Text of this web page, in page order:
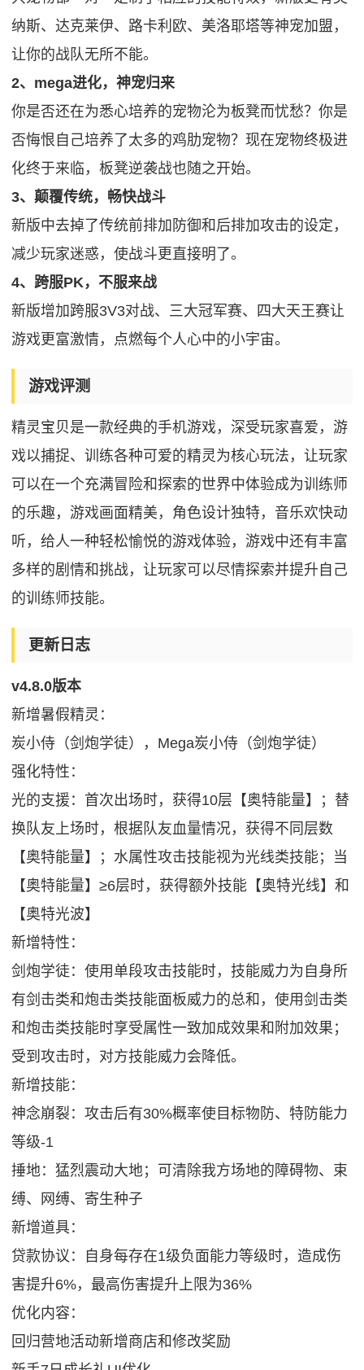
纳斯、达克莱伊、路卡利欧、美洛耶塔等神宠加盟，
让你的战队无所不能。
2、mega进化，神宠归来
你是否还在为悉心培养的宠物沦为板凳而忧愁？你是
否悔恨自己培养了太多的鸡肋宠物？现在宠物终极进
化终于来临，板凳逆袭战也随之开始。
3、颠覆传统，畅快战斗
新版中去掉了传统前排加防御和后排加攻击的设定，
减少玩家迷惑，使战斗更直接明了。
4、跨服PK，不服来战
新版增加跨服3V3对战、三大冠军赛、四大天王赛让
游戏更富激情，点燃每个人心中的小宇宙。
游戏评测
精灵宝贝是一款经典的手机游戏，深受玩家喜爱，游
戏以捕捉、训练各种可爱的精灵为核心玩法，让玩家
可以在一个充满冒险和探索的世界中体验成为训练师
的乐趣，游戏画面精美，角色设计独特，音乐欢快动
听，给人一种轻松愉悦的游戏体验，游戏中还有丰富
多样的剧情和挑战，让玩家可以尽情探索并提升自己
的训练师技能。
更新日志
v4.8.0版本
新增暑假精灵：
炭小侍（剑炮学徒），Mega炭小侍（剑炮学徒）
强化特性：
光的支援：首次出场时，获得10层【奥特能量】；替
换队友上场时，根据队友血量情况，获得不同层数
【奥特能量】；水属性攻击技能视为光线类技能；当
【奥特能量】≥6层时，获得额外技能【奥特光线】和
【奥特光波】
新增特性：
剑炮学徒：使用单段攻击技能时，技能威力为自身所
有剑击类和炮击类技能面板威力的总和，使用剑击类
和炮击类技能时享受属性一致加成效果和附加效果；
受到攻击时，对方技能威力会降低。
新增技能：
神念崩裂：攻击后有30%概率使目标物防、特防能力
等级-1
捶地：猛烈震动大地；可清除我方场地的障碍物、束
缚、网缚、寄生种子
新增道具：
贷款协议：自身每存在1级负面能力等级时，造成伤
害提升6%，最高伤害提升上限为36%
优化内容：
回归营地活动新增商店和修改奖励